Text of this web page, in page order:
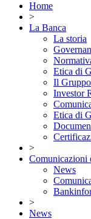
Home
>
La Banca
La storia
Etica di
Il
Investor
Etica di
>
Comunicazioni
News
>
News